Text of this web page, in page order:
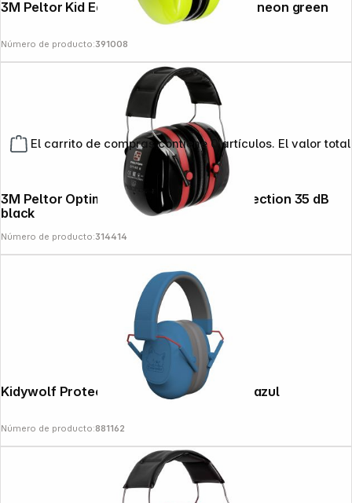
El carrito de compras contiene 0 artículos. El valor
3M Peltor Kid Earmuffs for children 27dB neon green
Número de producto:391008
3M Peltor Optime III H540A Hearing Protection 35 dB
black
Número de producto:314414
Kidywolf Protección para los oídos Kids azul
Número de producto:881162
Copyright © 2000 - 2026 DIFOX. All rights reserved.